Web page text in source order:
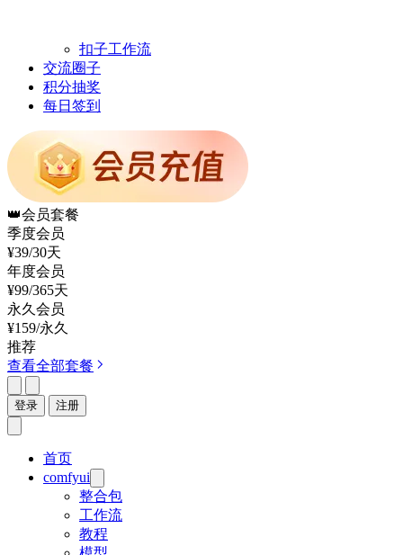
扣子工作流
交流圈子
积分抽奖
每日签到
👑会员套餐
季度会员
¥39/30天
年度会员
¥99/365天
永久会员
¥159/永久
推荐
查看全部套餐
登录 注册
首页
comfyui
整合包
工作流
教程